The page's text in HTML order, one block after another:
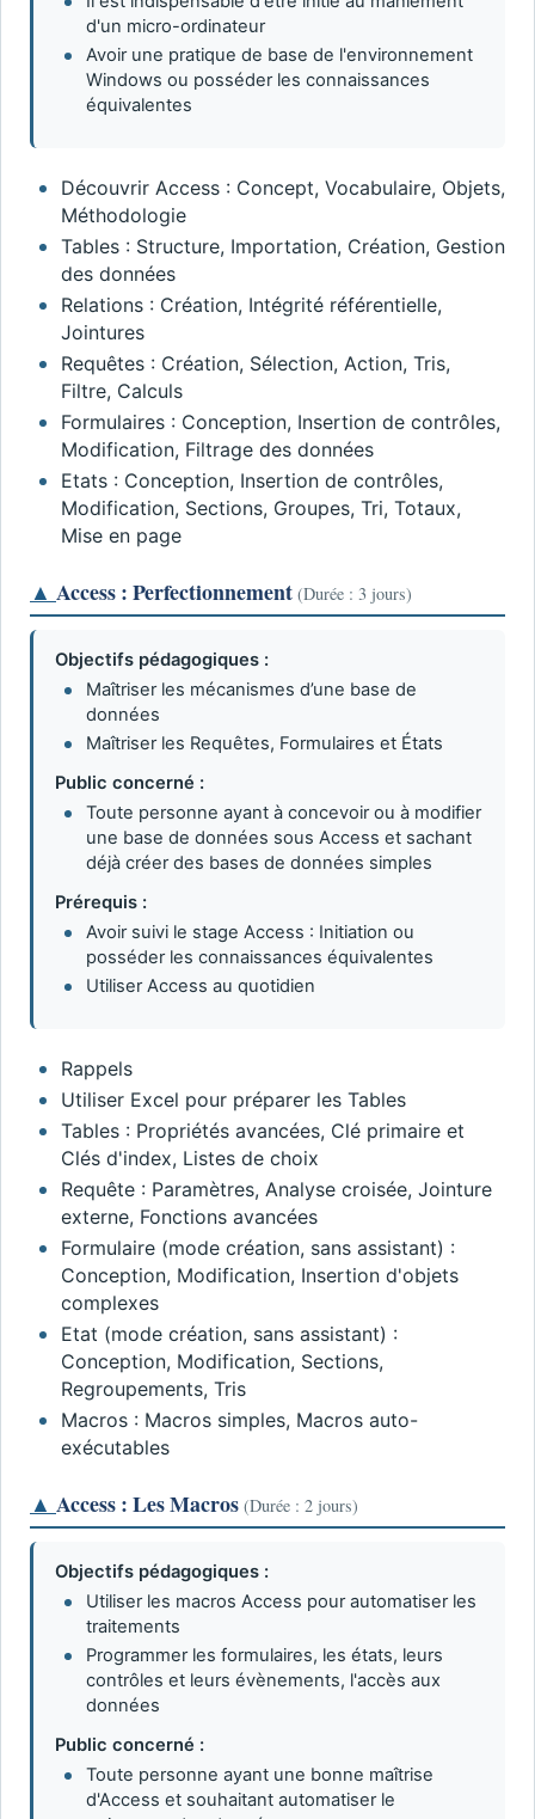
d'un micro-ordinateur
Avoir une pratique de base de l'environnement
Windows ou posséder les connaissances
équivalentes
Découvrir Access : Concept, Vocabulaire, Objets,
Méthodologie
Tables : Structure, Importation, Création, Gestion
des données
Relations : Création, Intégrité référentielle,
Jointures
Requêtes : Création, Sélection, Action, Tris,
Filtre, Calculs
Formulaires : Conception, Insertion de contrôles,
Modification, Filtrage des données
Etats : Conception, Insertion de contrôles,
Modification, Sections, Groupes, Tri, Totaux,
Mise en page
▲ Access : Perfectionnement (Durée : 3 jours)
Objectifs pédagogiques :
Maîtriser les mécanismes d’une base de
données
Maîtriser les Requêtes, Formulaires et États
Public concerné :
Toute personne ayant à concevoir ou à modifier
une base de données sous Access et sachant
déjà créer des bases de données simples
Prérequis :
Avoir suivi le stage Access : Initiation ou
posséder les connaissances équivalentes
Utiliser Access au quotidien
Rappels
Utiliser Excel pour préparer les Tables
Tables : Propriétés avancées, Clé primaire et
Clés d'index, Listes de choix
Requête : Paramètres, Analyse croisée, Jointure
externe, Fonctions avancées
Formulaire (mode création, sans assistant) :
Conception, Modification, Insertion d'objets
complexes
Etat (mode création, sans assistant) :
Conception, Modification, Sections,
Regroupements, Tris
Macros : Macros simples, Macros auto-
exécutables
▲ Access : Les Macros (Durée : 2 jours)
Objectifs pédagogiques :
Utiliser les macros Access pour automatiser les
traitements
Programmer les formulaires, les états, leurs
contrôles et leurs évènements, l'accès aux
données
Public concerné :
Toute personne ayant une bonne maîtrise
d'Access et souhaitant automatiser le